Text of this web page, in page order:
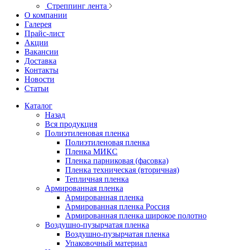
Стреппинг лента
О компании
Галерея
Прайс-лист
Акции
Вакансии
Доставка
Контакты
Новости
Статьи
Каталог
Назад
Вся продукция
Полиэтиленовая пленка
Полиэтиленовая пленка
Пленка МИКС
Пленка парниковая (фасовка)
Пленка техническая (вторичная)
Тепличная пленка
Армированная пленка
Армированная пленка
Армированная пленка Россия
Армированная пленка широкое полотно
Воздушно-пузырчатая пленка
Воздушно-пузырчатая пленка
Упаковочный материал